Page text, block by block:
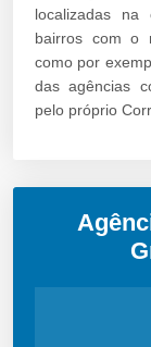
localizadas na
bairros com o
como por
das agências
pelo próprio